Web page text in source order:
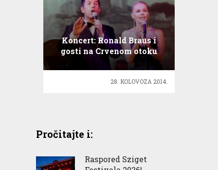
Koncert: Ronald Braus i
gosti na Crvenom otoku
28. KOLOVOZA 2014.
Pročitajte i:
Raspored Sziget